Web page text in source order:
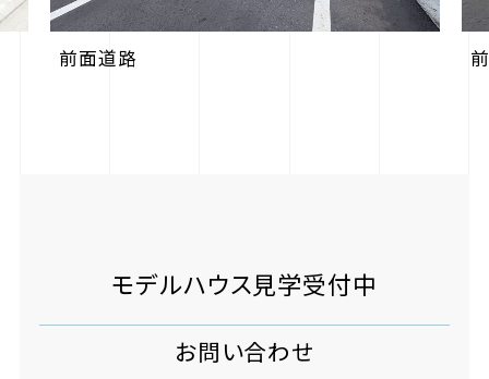
前面道路
モデルハウス見学受付中
お問い合わせ